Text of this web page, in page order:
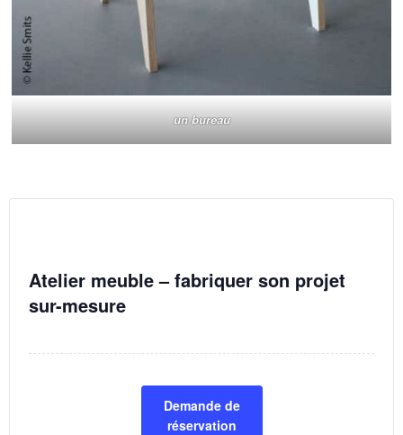
un bureau
Atelier meuble – fabriquer son projet
sur-mesure
Demande de
réservation